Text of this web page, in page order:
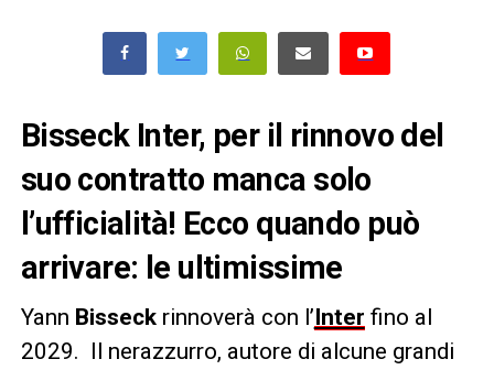
Bisseck Inter, per il rinnovo del
suo contratto manca solo
l’ufficialità! Ecco quando può
arrivare: le ultimissime
Yann Bisseckrinnoverà con l’Inter fino al
2029. Il nerazzurro, autore di alcune grandi